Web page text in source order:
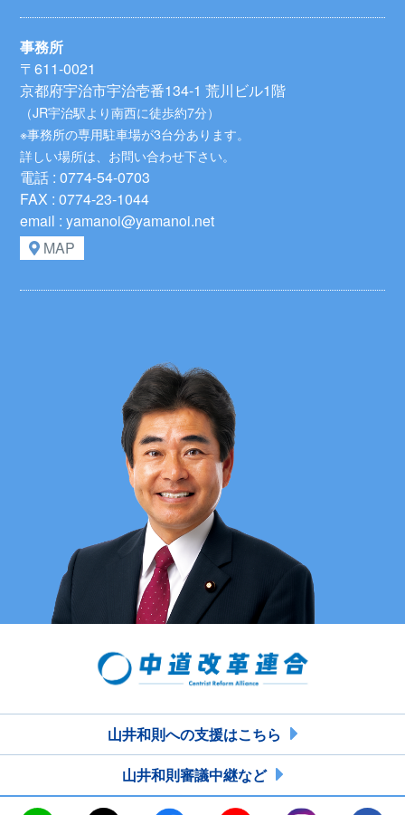
事務所
〒611-0021
京都府宇治市宇治壱番134-1 荒川ビル1階
（JR宇治駅より南西に徒歩約7分）
※事務所の専用駐車場が3台分あります。
詳しい場所は、お問い合わせ下さい。
電話 : 0774-54-0703
FAX : 0774-23-1044
email : yamanoi@yamanoi.net
MAP
山井和則への支援はこちら
山井和則審議中継など